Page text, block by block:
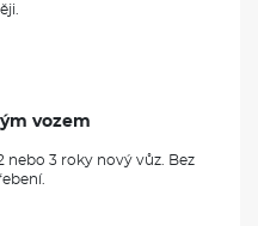
vozem
nebo 3 roky nový vůz. Bez